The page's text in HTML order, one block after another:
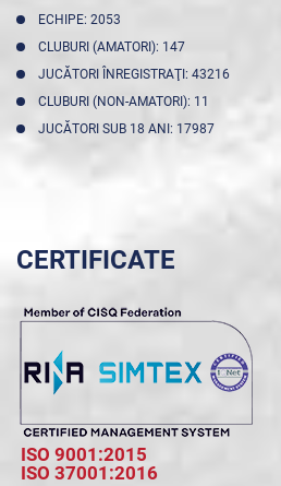
ECHIPE: 2053
CLUBURI (AMATORI): 147
JUCĂTORI ÎNREGISTRAŢI: 43216
CLUBURI (NON-AMATORI): 11
JUCĂTORI SUB 18 ANI: 17987
CERTIFICATE
ISO 9001:2015
ISO 37001:2016